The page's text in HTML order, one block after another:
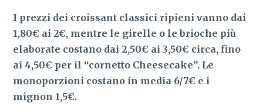
I prezzi dei croissant classici ripieni vanno dai
1,80€ ai 2€, mentre le girelle o le brioche più
elaborate costano dai 2,50€ ai 3,50€ circa, fino
ai 4,50€ per il “cornetto Cheesecake”. Le
monoporzioni costano in media 6/7€ e i
mignon 1,5€.